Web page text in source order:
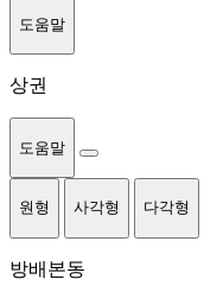
도움말
상권
도움말
원형 사각형 다각형
방배본동